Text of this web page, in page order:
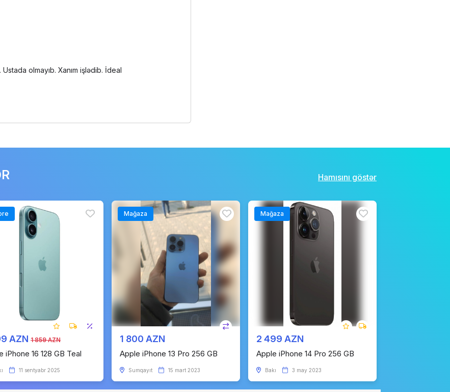
olmayıb. Xanım işlədib. İdeal
Hamısını göstər
AZN 1 859 AZN
iPhone 16 128 GB Teal
11 sentyabr 2025
Mağaza
1 800 AZN
Apple iPhone 13 Pro 256 GB
Sumqayıt 15 mart 2023
Mağaza
2 499 AZN
Apple iPhone 14 Pro 256 GB
Bakı 3 may 2023